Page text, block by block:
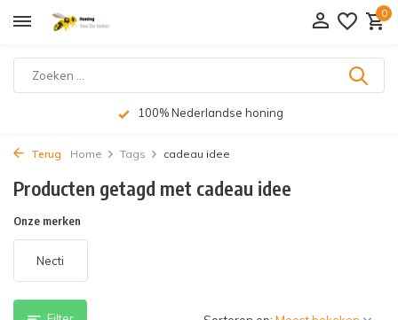
0
100% Nederlandse honing
Terug Home Tags cadeau idee
Producten getagd met cadeau idee
Onze merken
Necti